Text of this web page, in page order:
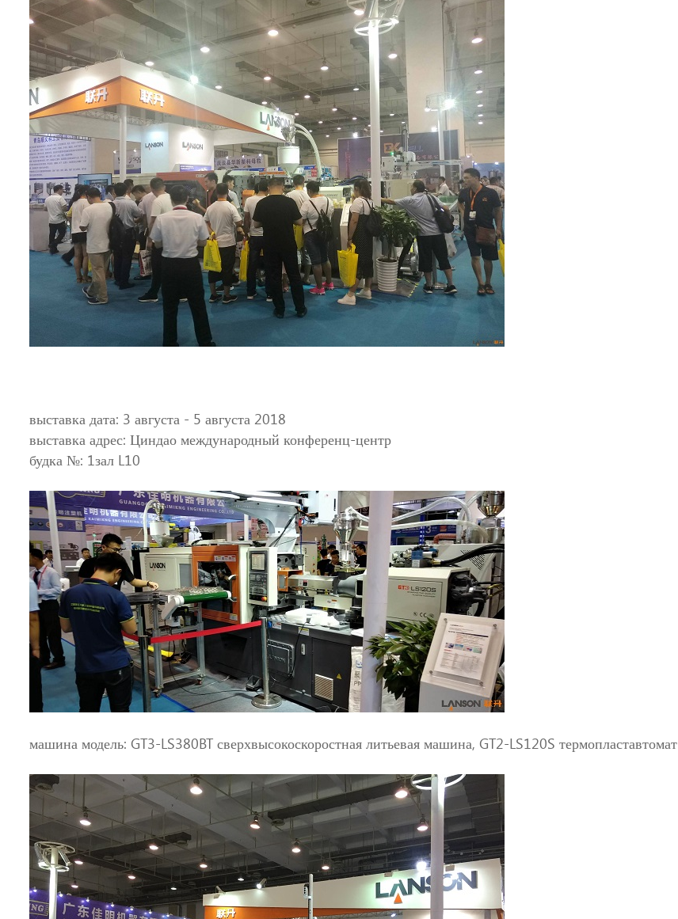
выставка дата: 3 августа - 5 августа 2018
выставка адрес: Циндао международный конференц-центр
будка №: 1зал L10
машина модель: GT3-LS380BT сверхвысокоскоростная литьевая машина, GT2-LS120S термопластавтомат